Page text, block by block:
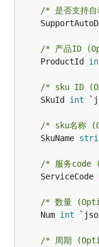
/* 是否支持
/* 产品ID
	ProductId
/* sku ID
	SkuId
int
/* sku名称
	SkuName
/* 服务
	ServiceCode
/* 数量
	Num
int
/* 周期